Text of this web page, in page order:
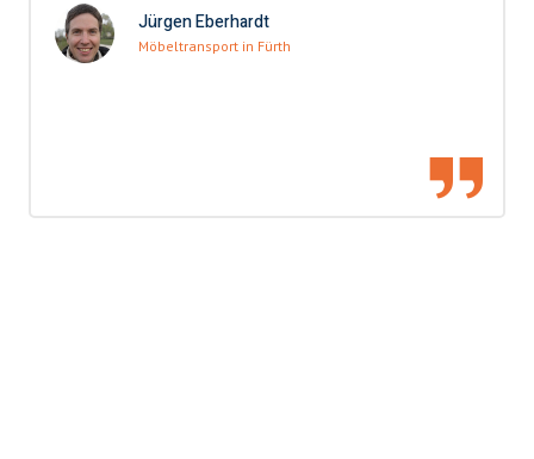
Jürgen Eberhardt
Möbeltransport in Fürth